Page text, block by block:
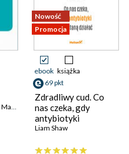
Marek Kruk
Nowość
Promocja
ebook książka
69 pkt
Zdradliwy cud. Co
nas czeka, gdy
antybiotyki
przestaną działać
Liam Shaw